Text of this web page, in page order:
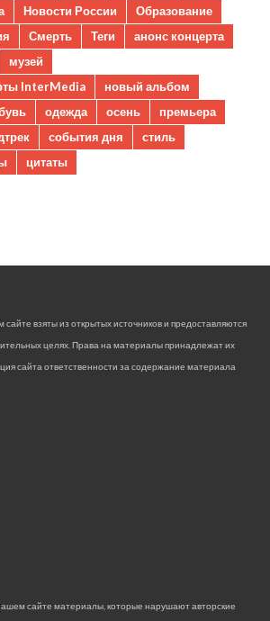
Новости России
Образование
Смерть Теги
анонс концерта
музей
InterMedia
новый альбом
одежда осень
премьера
события дня
стиль
цитаты
взяты из открытых источников и предоставляются
целях. Права на материалы принадлежат их
сайта ответственности за содержание материала
сайте материалы, которые нарушают авторские